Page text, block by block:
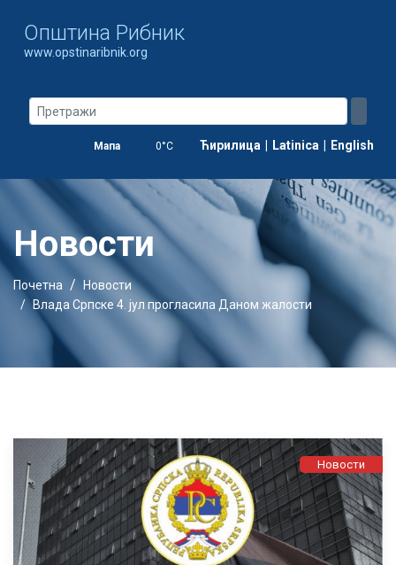
Oпштина Рибник
www.opstinaribnik.org
Мапа 0°C Ћирилица | Latinica | English
Новости
Почетна
Новости
Влада Српске 4. јул прогласила Даном жалости
Новости